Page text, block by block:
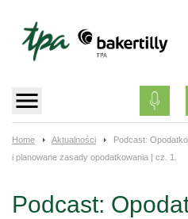
content
Home Aktualności
Podcast:
i planowane zasady opodatkowania | cz. 1.
Podcast: